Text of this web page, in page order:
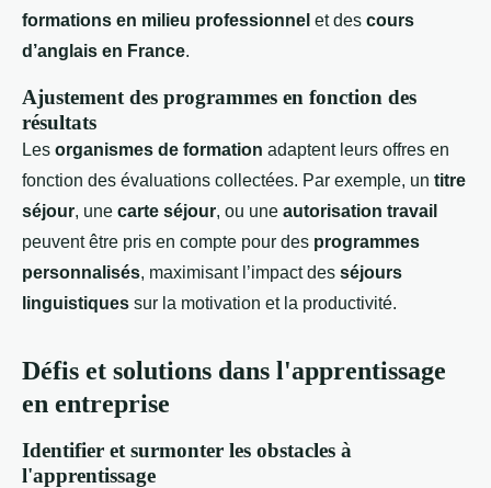
formations en milieu professionnel et des cours
d’anglais en France.
Ajustement des programmes en fonction des
résultats
Les organismes de formation adaptent leurs offres en
fonction des évaluations collectées. Par exemple, un titre
séjour, une carte séjour, ou une autorisation travail
peuvent être pris en compte pour des programmes
personnalisés, maximisant l’impact des séjours
linguistiques sur la motivation et la productivité.
Défis et solutions dans l'apprentissage
en entreprise
Identifier et surmonter les obstacles à
l'apprentissage